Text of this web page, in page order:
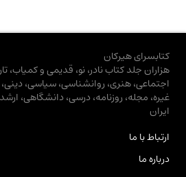
کتابسرای هیرکان
هزاران جلد کتاب نادر، نو، قدیمی و کمیاب،
اجتماعی، هنری، روانشناسی، سیاسی،
غیره، مجله، روزنامه، درسی، دانشگاهی،
ایران
ارتباط با ما
درباره ما